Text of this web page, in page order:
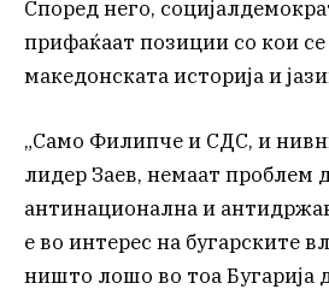
Според него,
прифаќаат позиции со кои
македонската историја и
„Само Филипче и СДС, и
лидер Заев, немаат проблем
антинационална и
е во интерес на бугарските
ништо лошо во тоа Бугарија